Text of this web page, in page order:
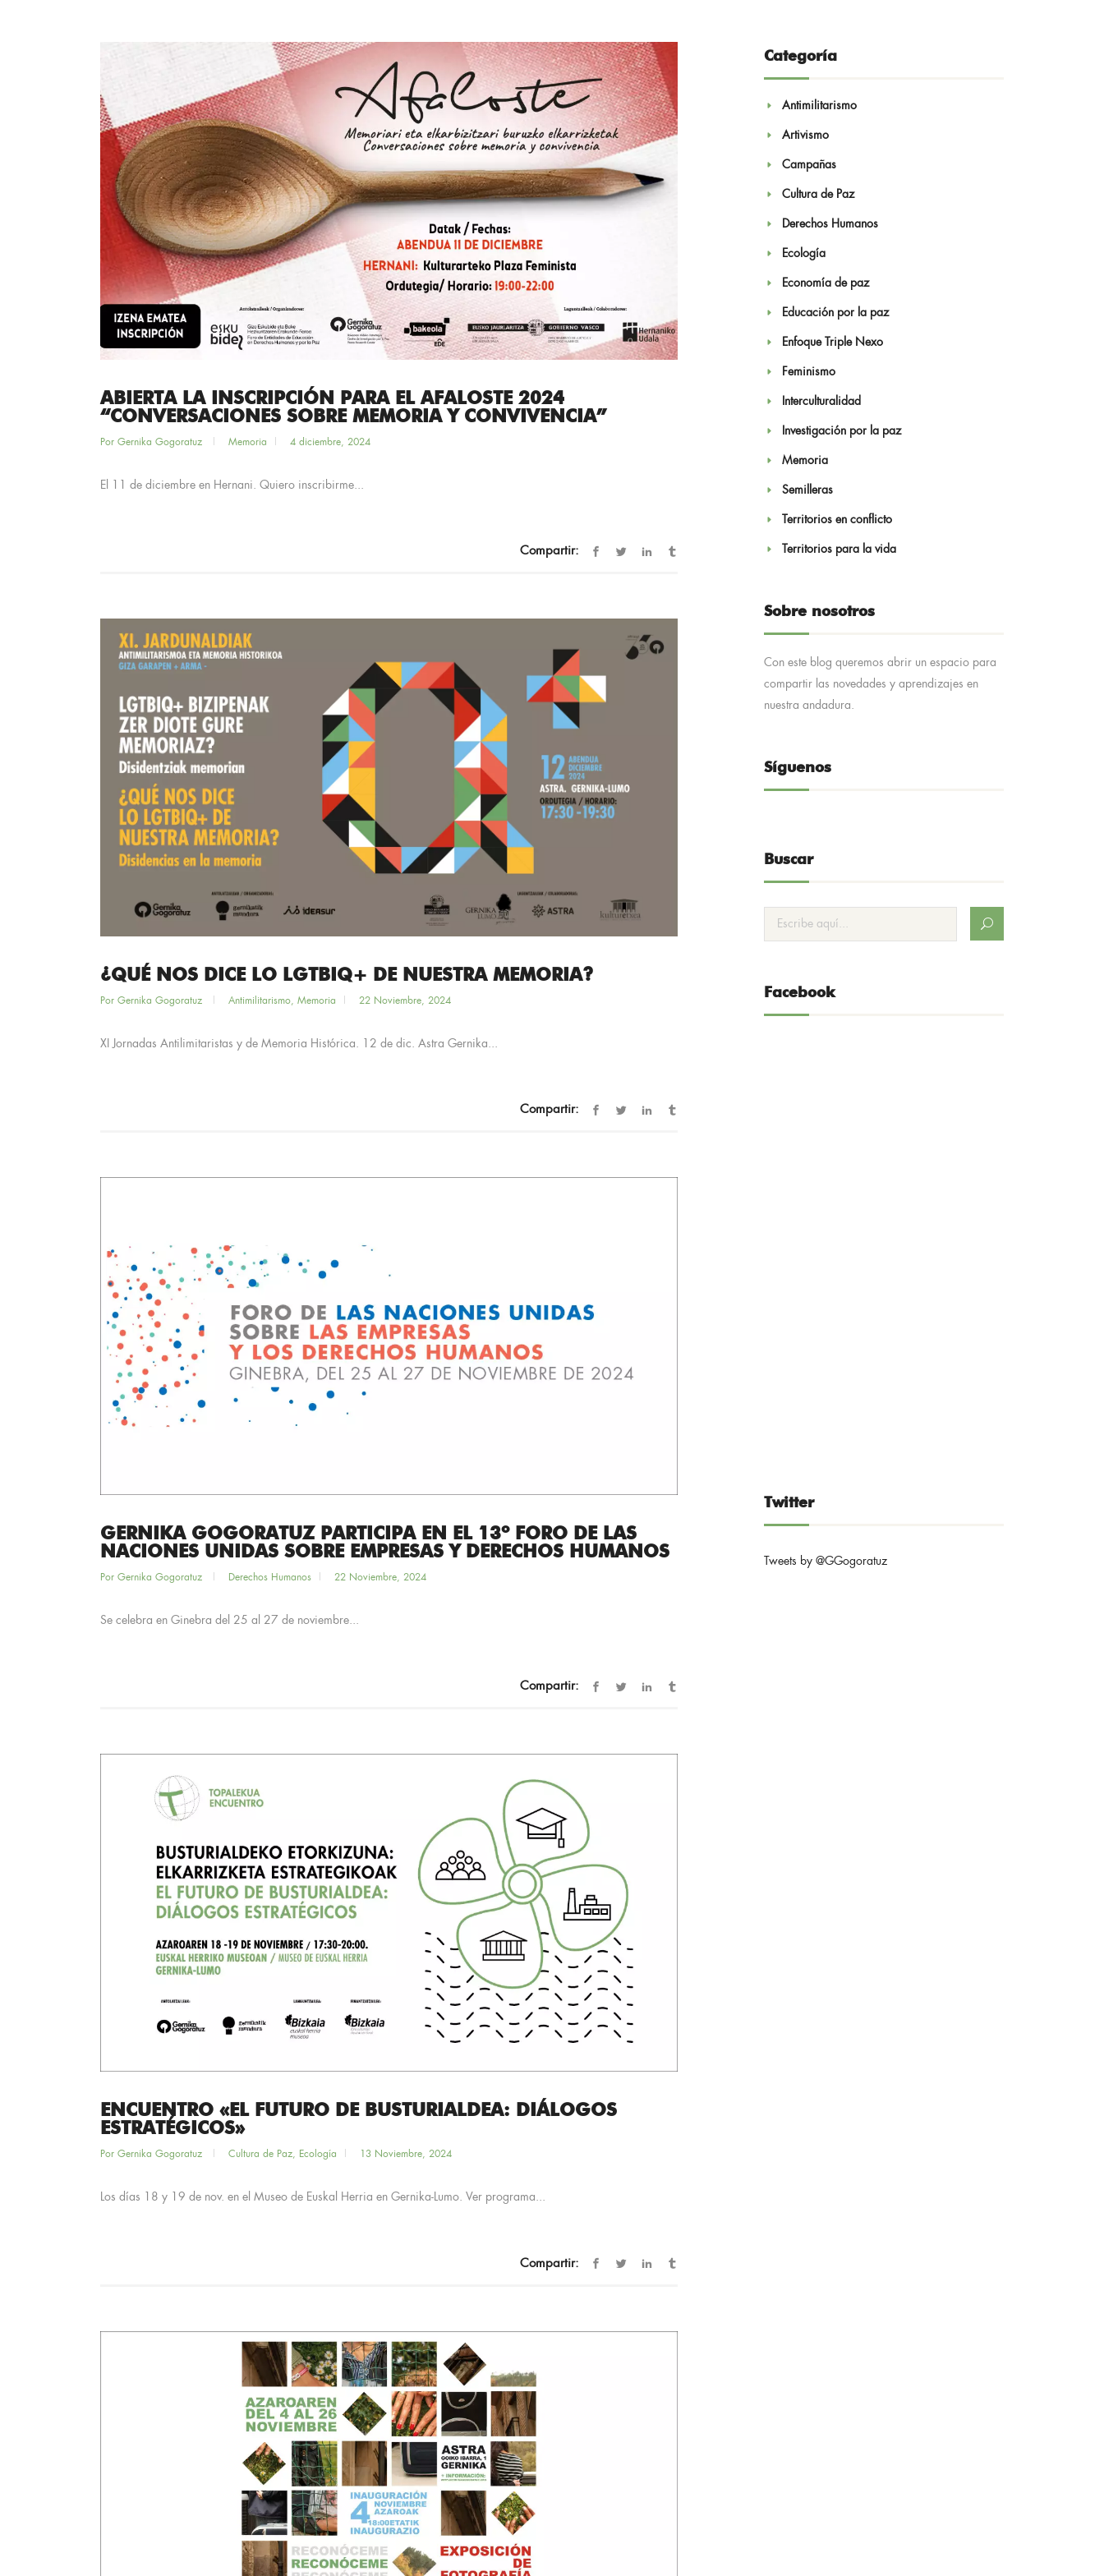
ABIERTA LA INSCRIPCIÓN PARA EL AFALOSTE 2024
“CONVERSACIONES SOBRE MEMORIA Y CONVIVENCIA”
Por Gernika Gogoratuz Memoria 4 diciembre, 2024
El 11 de diciembre en Hernani. Quiero inscribirme...
Compartir:
¿QUÉ NOS DICE LO LGTBIQ+ DE NUESTRA MEMORIA?
Por Gernika Gogoratuz Antimilitarismo, Memoria 22 Noviembre, 2024
XI Jornadas Antilimitaristas y de Memoria Histórica. 12 de dic. Astra Gernika...
Compartir:
GERNIKA GOGORATUZ PARTICIPA EN EL 13º FORO DE LAS
NACIONES UNIDAS SOBRE EMPRESAS Y DERECHOS HUMANOS
Por Gernika Gogoratuz Derechos Humanos 22 Noviembre, 2024
Se celebra en Ginebra del 25 al 27 de noviembre...
Compartir:
ENCUENTRO «EL FUTURO DE BUSTURIALDEA: DIÁLOGOS
ESTRATÉGICOS»
Por Gernika Gogoratuz Cultura de Paz, Ecología 13 Noviembre, 2024
Los días 18 y 19 de nov. en el Museo de Euskal Herria en Gernika-Lumo. Ver programa...
Compartir:
Categoría
Antimilitarismo
Artivismo
Campañas
Cultura de Paz
Derechos Humanos
Ecología
Economía de paz
Educación por la paz
Enfoque Triple Nexo
Feminismo
Interculturalidad
Investigación por la paz
Memoria
Semilleras
Territorios en conflicto
Territorios para la vida
Sobre nosotros
Con este blog queremos abrir un espacio para
compartir las novedades y aprendizajes en
nuestra andadura.
Síguenos
Buscar
Facebook
Twitter
Tweets by @GGogoratuz